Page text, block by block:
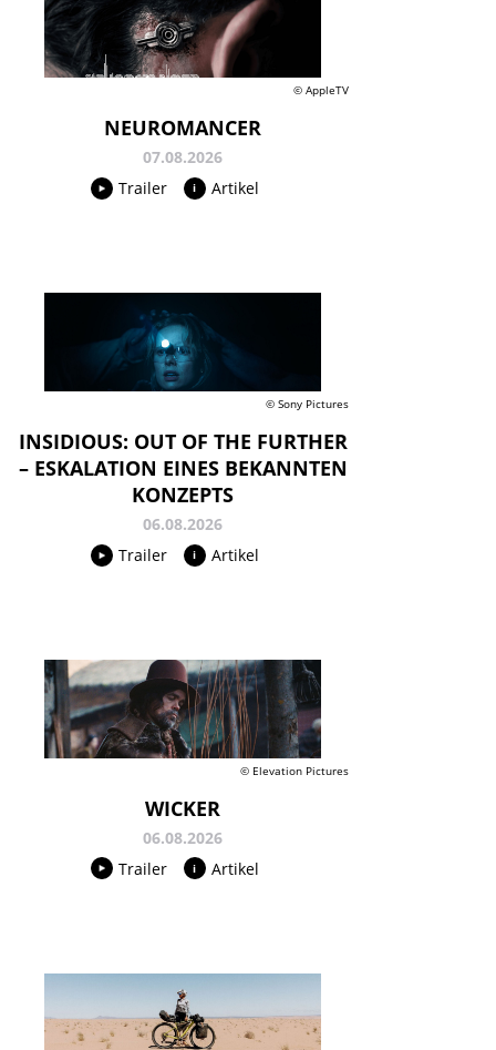
© AppleTV
NEUROMANCER
07.08.2026
Trailer
Artikel
© Sony Pictures
INSIDIOUS: OUT OF THE FURTHER
– ESKALATION EINES BEKANNTEN
KONZEPTS
06.08.2026
Trailer
Artikel
© Elevation Pictures
WICKER
06.08.2026
Trailer
Artikel